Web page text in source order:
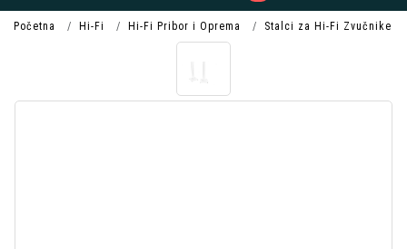
Početna Hi-Fi Hi-Fi Pribor i Oprema Stalci za Hi-Fi Zvučnike